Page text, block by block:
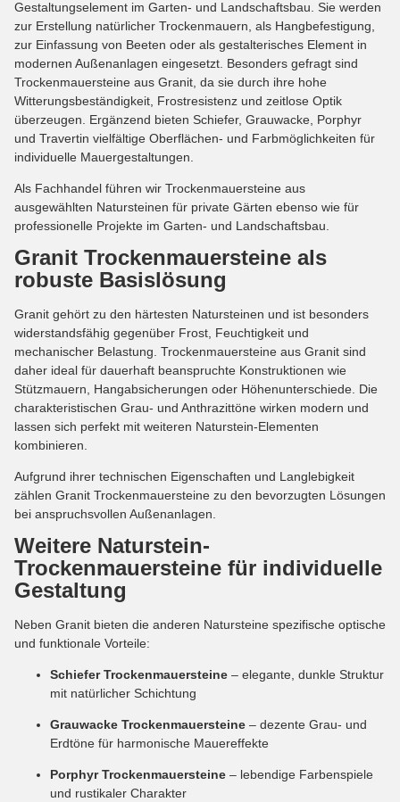
Gestaltungselement im Garten- und Landschaftsbau. Sie werden
zur Erstellung natürlicher Trockenmauern, als Hangbefestigung,
zur Einfassung von Beeten oder als gestalterisches Element in
modernen Außenanlagen eingesetzt. Besonders gefragt sind
Trockenmauersteine aus Granit, da sie durch ihre hohe
Witterungsbeständigkeit, Frostresistenz und zeitlose Optik
überzeugen. Ergänzend bieten Schiefer, Grauwacke, Porphyr
und Travertin vielfältige Oberflächen- und Farbmöglichkeiten für
individuelle Mauergestaltungen.
Als Fachhandel führen wir Trockenmauersteine aus
ausgewählten Natursteinen für private Gärten ebenso wie für
professionelle Projekte im Garten- und Landschaftsbau.
Granit Trockenmauersteine als
robuste Basislösung
Granit gehört zu den härtesten Natursteinen und ist besonders
widerstandsfähig gegenüber Frost, Feuchtigkeit und
mechanischer Belastung. Trockenmauersteine aus Granit sind
daher ideal für dauerhaft beanspruchte Konstruktionen wie
Stützmauern, Hangabsicherungen oder Höhenunterschiede. Die
charakteristischen Grau- und Anthrazittöne wirken modern und
lassen sich perfekt mit weiteren Naturstein-Elementen
kombinieren.
Aufgrund ihrer technischen Eigenschaften und Langlebigkeit
zählen Granit Trockenmauersteine zu den bevorzugten Lösungen
bei anspruchsvollen Außenanlagen.
Weitere Naturstein-
Trockenmauersteine für individuelle
Gestaltung
Neben Granit bieten die anderen Natursteine spezifische optische
und funktionale Vorteile:
Schiefer Trockenmauersteine – elegante, dunkle Struktur
mit natürlicher Schichtung
Grauwacke Trockenmauersteine – dezente Grau- und
Erdtöne für harmonische Mauereffekte
Porphyr Trockenmauersteine – lebendige Farbenspiele
und rustikaler Charakter